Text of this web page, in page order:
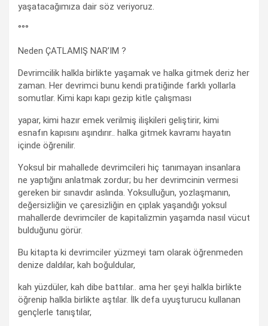
yaşatacağımıza dair söz veriyoruz.
°°°
Neden ÇATLAMIŞ NAR’IM ?
Devrimcilik halkla birlikte yaşamak ve halka gitmek deriz her
zaman. Her devrimci bunu kendi pratiğinde farklı yollarla
somutlar. Kimi kapı kapı gezip kitle çalışması
yapar, kimi hazır emek verilmiş ilişkileri geliştirir, kimi
esnafın kapısını aşındırır.. halka gitmek kavramı hayatın
içinde öğrenilir.
Yoksul bir mahallede devrimcileri hiç tanımayan insanlara
ne yaptığını anlatmak zordur; bu her devrimcinin vermesi
gereken bir sınavdır aslında. Yoksulluğun, yozlaşmanın,
değersizliğin ve çaresizliğin en çıplak yaşandığı yoksul
mahallerde devrimciler de kapitalizmin yaşamda nasıl vücut
bulduğunu görür.
Bu kitapta ki devrimciler yüzmeyi tam olarak öğrenmeden
denize daldılar, kah boğuldular,
kah yüzdüler, kah dibe battılar.. ama her şeyi halkla birlikte
öğrenip halkla birlikte aştılar. İlk defa uyuşturucu kullanan
gençlerle tanıştılar,